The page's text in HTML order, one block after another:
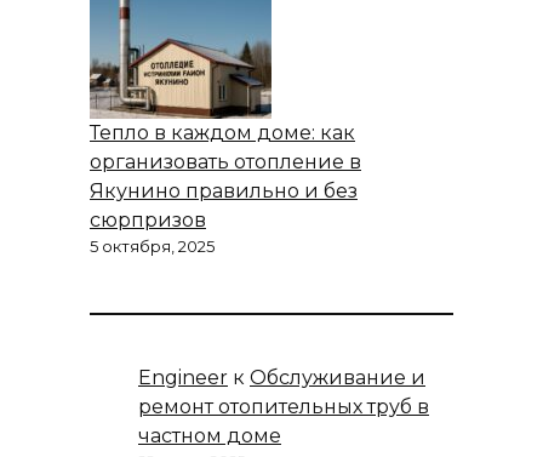
Тепло в каждом доме: как
организовать отопление в
Якунино правильно и без
сюрпризов
5 октября, 2025
Engineer к Обслуживание и
ремонт отопительных труб в
частном доме